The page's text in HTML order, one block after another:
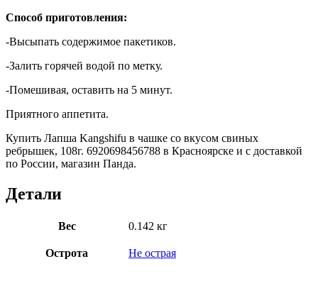
Способ приготовления:
-Высыпать содержимое пакетиков.
-Залить горячей водой по метку.
-Помешивая, оставить на 5 минут.
Приятного аппетита.
Купить Лапша Kangshifu в чашке со вкусом свиных
ребрышек, 108г. 6920698456788 в Красноярске и с доставкой
по России, магазин Панда.
Детали
Вес 0.142 кг
Острота Не острая